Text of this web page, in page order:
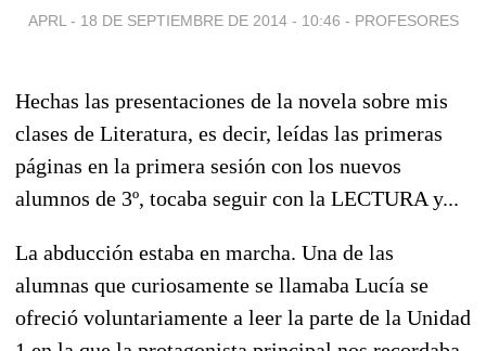
APRL - 18 DE SEPTIEMBRE DE 2014 - 10:46 - PROFESORES
Hechas las presentaciones de la novela sobre mis
clases de Literatura, es decir, leídas las primeras
páginas en la primera sesión con los nuevos
alumnos de 3º, tocaba seguir con la LECTURA y...
La abducción estaba en marcha. Una de las
alumnas que curiosamente se llamaba Lucía se
ofreció voluntariamente a leer la parte de la Unidad